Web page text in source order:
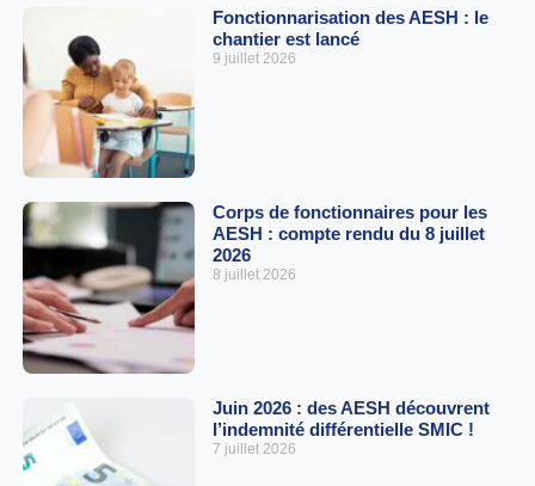
Fonctionnarisation des AESH : le
chantier est lancé
9 juillet 2026
Corps de fonctionnaires pour les
AESH : compte rendu du 8 juillet
2026
8 juillet 2026
Juin 2026 : des AESH découvrent
l’indemnité différentielle SMIC !
7 juillet 2026